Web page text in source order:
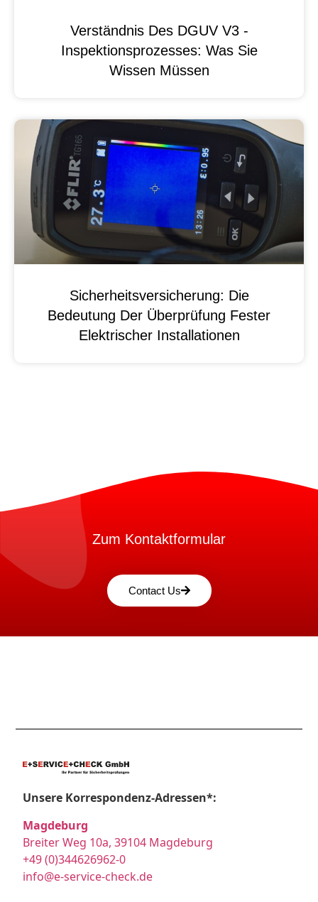
Verständnis Des DGUV V3 -
Inspektionsprozesses: Was Sie
Wissen Müssen
Sicherheitsversicherung: Die
Bedeutung Der Überprüfung Fester
Elektrischer Installationen
Zum Kontaktformular
Contact Us
Unsere Korrespondenz-Adressen*:
Magdeburg
Breiter Weg 10a, 39104 Magdeburg
+49 (0)344626962-0
info@e-service-check.de